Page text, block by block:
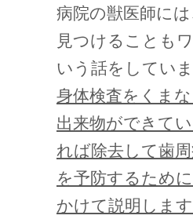
病院の獣医師に
見つけることも
いう話をしてい
身体検査をくま
出来物ができて
れば除去して歯
を予防するため
かけて説明しま